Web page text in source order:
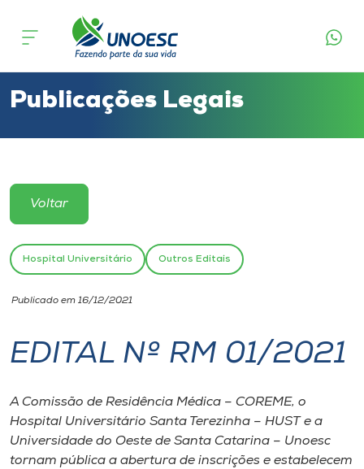
Cursos
Atendimento ao Estudante
Portal de Ensino
Unoesc
Internacionalização
I.nova
Diplomados
Publicações Legais
Voltar
Hospital Universitário Outros Editais
Publicado em 16/12/2021
EDITAL Nº RM 01/2021
A Comissão de Residência Médica – COREME, o
Hospital Universitário Santa Terezinha – HUST e a
Universidade do Oeste de Santa Catarina – Unoesc
tornam pública a abertura de inscrições e estabelecem